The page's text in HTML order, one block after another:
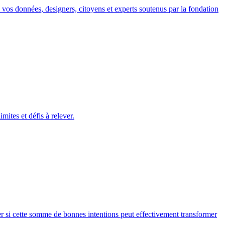
données, designers, citoyens et experts soutenus par la fondation
et défis à relever.
cette somme de bonnes intentions peut effectivement transformer